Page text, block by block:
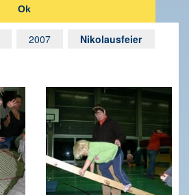
Ok
2007 Nikolausfeier